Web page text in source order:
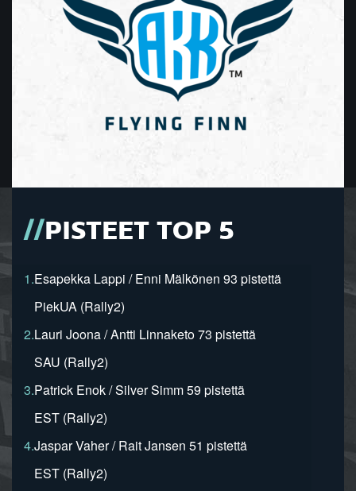
PISTEET TOP 5
1.Esapekka Lappi / Enni Mälkönen 93 pistettä
PiekUA (Rally2)
2.Lauri Joona / Antti Linnaketo 73 pistettä
SAU (Rally2)
3.Patrick Enok / Silver Simm 59 pistettä
EST (Rally2)
4.Jaspar Vaher / Rait Jansen 51 pistettä
EST (Rally2)